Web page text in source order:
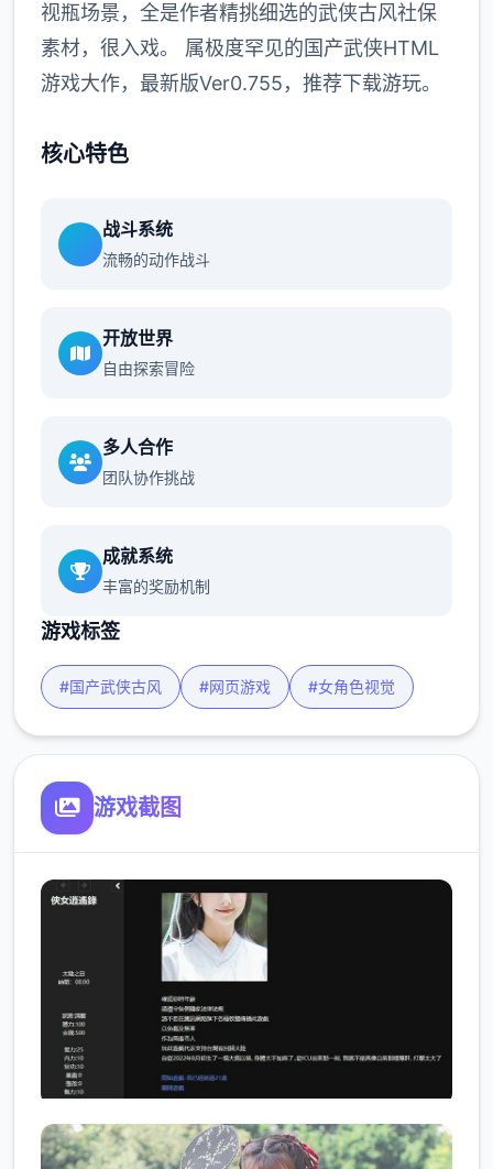
视瓶场景，全是作者精挑细选的武侠古风社保
素材，很入戏。 属极度罕见的国产武侠HTML
游戏大作，最新版Ver0.755，推荐下载游玩。
核心特色
战斗系统
流畅的动作战斗
开放世界
自由探索冒险
多人合作
团队协作挑战
成就系统
丰富的奖励机制
游戏标签
#国产武侠古风 #网页游戏 #女角色视觉
游戏截图